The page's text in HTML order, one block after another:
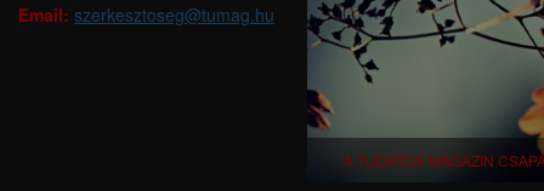
Email: szerkesztoseg@tumag.hu
A TUDATOS MAGAZIN